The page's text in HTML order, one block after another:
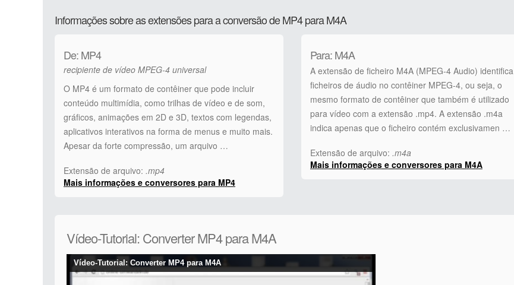
Informações sobre as extensões para a conversão de MP4 para M4A
De: MP4
recipiente de vídeo MPEG-4 universal
O MP4 é um formato de contêiner que pode incluir
conteúdo multimídia, como trilhas de vídeo e de som,
gráficos, animações em 2D e 3D, textos com legendas,
aplicativos interativos na forma de menus e muito mais.
Apesar da forte compressão, um arquivo …
Extensão de arquivo: .mp4
Mais informações e conversores para MP4
Para: M4A
A extensão de ficheiro M4A (MPEG-4 Audio) identifica
ficheiros de áudio no contêiner MPEG-4, ou seja, o
mesmo formato de contêiner que também é utilizado
para vídeo com a extensão .mp4. A extensão .m4a
indica apenas que o ficheiro contém exclusivamen …
Extensão de arquivo: .m4a
Mais informações e conversores para M4A
Vídeo-Tutorial: Converter MP4 para M4A
Vídeo-Tutorial: Converter MP4 para M4A